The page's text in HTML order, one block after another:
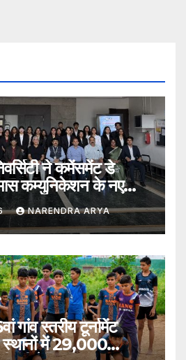
ने कमेंसमेंट डे
कम्युनिकेशन के नए
स्वागत
NARENDRA ARYA
गांव स्तरीय टूर्नामेंट
में 29,000